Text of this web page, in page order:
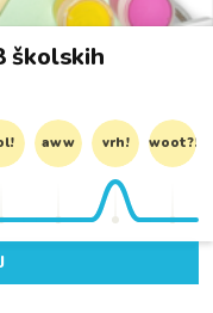
školskih
aww vrh! woot?!